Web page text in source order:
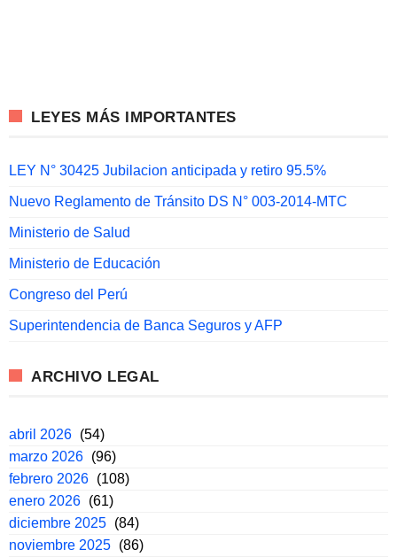
LEYES MÁS IMPORTANTES
LEY N° 30425 Jubilacion anticipada y retiro 95.5%
Nuevo Reglamento de Tránsito DS N° 003-2014-MTC
Ministerio de Salud
Ministerio de Educación
Congreso del Perú
Superintendencia de Banca Seguros y AFP
ARCHIVO LEGAL
abril 2026 (54)
marzo 2026 (96)
febrero 2026 (108)
enero 2026 (61)
diciembre 2025 (84)
noviembre 2025 (86)